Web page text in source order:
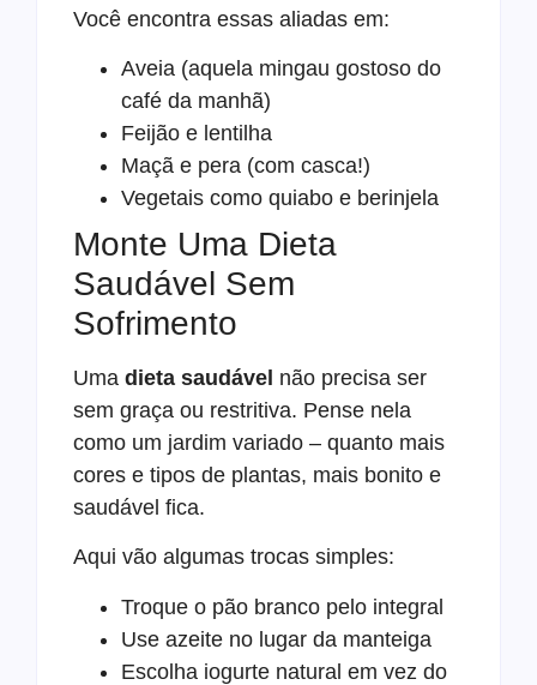
Você encontra essas aliadas em:
Aveia (aquela mingau gostoso do
café da manhã)
Feijão e lentilha
Maçã e pera (com casca!)
Vegetais como quiabo e berinjela
Monte Uma Dieta
Saudável Sem
Sofrimento
Uma dieta saudável não precisa ser
sem graça ou restritiva. Pense nela
como um jardim variado – quanto mais
cores e tipos de plantas, mais bonito e
saudável fica.
Aqui vão algumas trocas simples:
Troque o pão branco pelo integral
Use azeite no lugar da manteiga
Escolha iogurte natural em vez do